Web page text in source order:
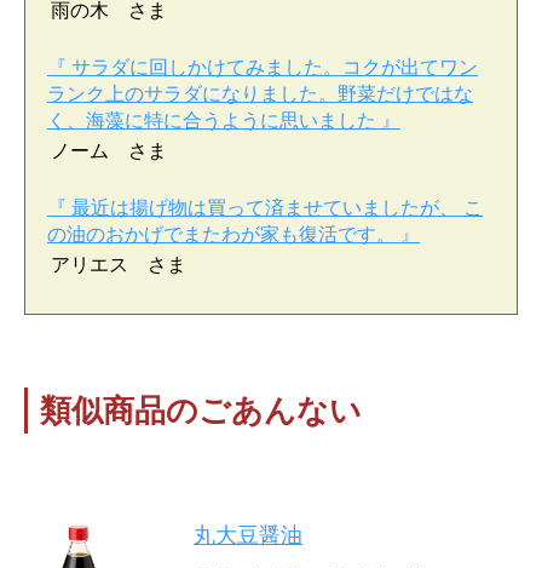
雨の木 さま
『 サラダに回しかけてみました。コクが出てワン
ランク上のサラダになりました。野菜だけではな
く、海藻に特に合うように思いました 』
ノーム さま
『 最近は揚げ物は買って済ませていましたが、 こ
の油のおかげでまたわが家も復活です。 』
アリエス さま
類似商品のごあんない
丸大豆醤油